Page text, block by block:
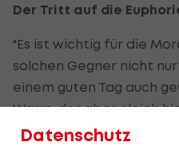
Der Tritt auf die
"Es ist wichtig für die
solchen Gegner nicht
einem guten Tag auch
Warm, der aber gleich
"Die Bäume sollten jetzt
Datenschutz